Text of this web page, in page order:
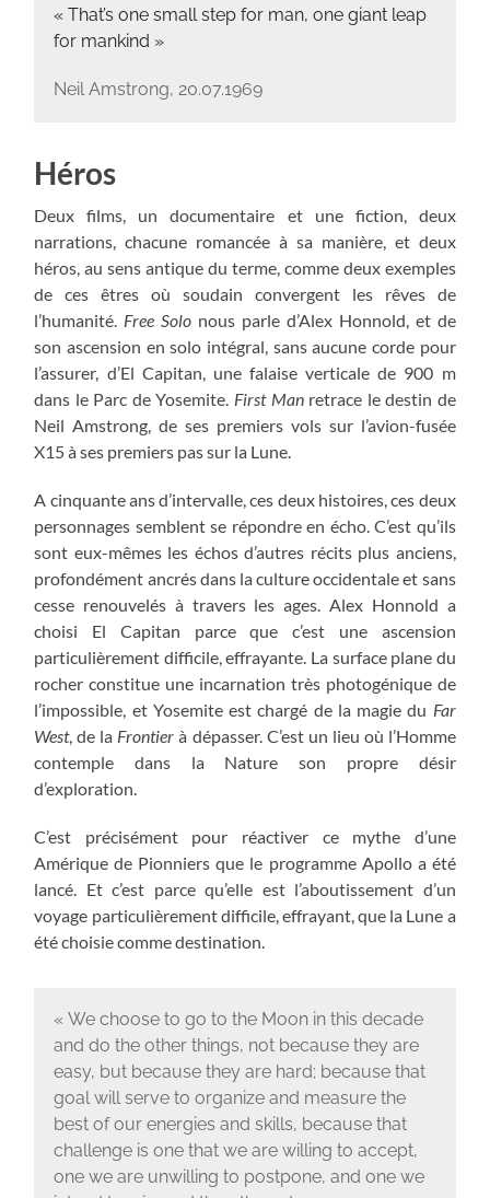
« That’s one small step for man, one giant leap
for mankind »
Neil Amstrong, 20.07.1969
Héros
Deux films, un documentaire et une fiction, deux
narrations, chacune romancée à sa manière, et deux
héros, au sens antique du terme, comme deux exemples
de ces êtres où soudain convergent les rêves de
l’humanité. Free Solo nous parle d’Alex Honnold, et de
son ascension en solo intégral, sans aucune corde pour
l’assurer, d’El Capitan, une falaise verticale de 900 m
dans le Parc de Yosemite. First Man retrace le destin de
Neil Amstrong, de ses premiers vols sur l’avion-fusée
X15 à ses premiers pas sur la Lune.
A cinquante ans d’intervalle, ces deux histoires, ces deux
personnages semblent se répondre en écho. C’est qu’ils
sont eux-mêmes les échos d’autres récits plus anciens,
profondément ancrés dans la culture occidentale et sans
cesse renouvelés à travers les ages. Alex Honnold a
choisi El Capitan parce que c’est une ascension
particulièrement difficile, effrayante. La surface plane du
rocher constitue une incarnation très photogénique de
l’impossible, et Yosemite est chargé de la magie du Far
West, de la Frontier à dépasser. C’est un lieu où l’Homme
contemple dans la Nature son propre désir
d’exploration.
C’est précisément pour réactiver ce mythe d’une
Amérique de Pionniers que le programme Apollo a été
lancé. Et c’est parce qu’elle est l’aboutissement d’un
voyage particulièrement difficile, effrayant, que la Lune a
été choisie comme destination.
« We choose to go to the Moon in this decade
and do the other things, not because they are
easy, but because they are hard; because that
goal will serve to organize and measure the
best of our energies and skills, because that
challenge is one that we are willing to accept,
one we are unwilling to postpone, and one we